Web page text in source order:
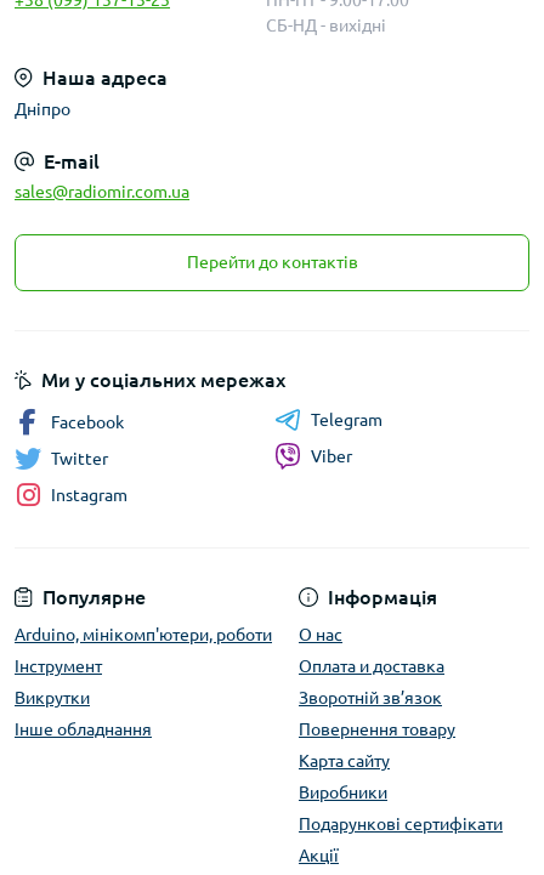
СБ-НД - вихідні
Наша адреса
Дніпро
E-mail
sales@radiomir.com.ua
Перейти до контактів
Популярне
Arduino, мінікомп'ютери, роботи
Інструмент
Викрутки
Інше обладнання
Інформація
О нас
Оплата и доставка
Зворотній зв’язок
Повернення товару
Карта сайту
Виробники
Подарункові сертифікати
Акції
Ми у соціальних мережах
Facebook
Twitter
Instagram
Telegram
Viber